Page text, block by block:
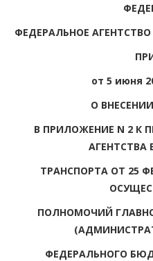
ФЕДЕРАЛЬНОЕ
от 5 июня
О
В ПРИЛОЖЕНИЕ N 2 К
ТРАНСПОРТА ОТ 25
ПОЛНОМОЧИЙ
ФЕДЕРАЛЬНОГО